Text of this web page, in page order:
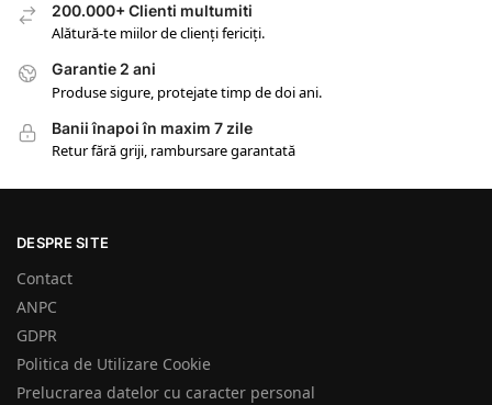
200.000+ Clienti multumiti
Alătură-te miilor de clienți fericiți.
Garantie 2 ani
Produse sigure, protejate timp de doi ani.
Banii înapoi în maxim 7 zile
Retur fără griji, rambursare garantată
DESPRE SITE
Contact
ANPC
GDPR
Politica de Utilizare Cookie
Prelucrarea datelor cu caracter personal